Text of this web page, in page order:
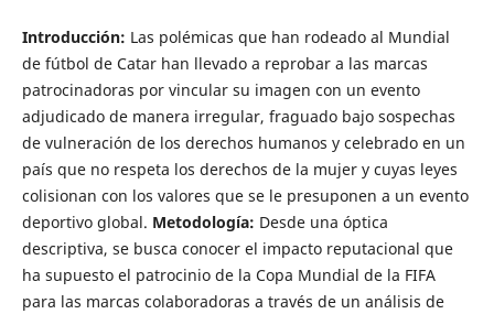
Introducción: Las polémicas que han rodeado al Mundial
de fútbol de Catar han llevado a reprobar a las marcas
patrocinadoras por vincular su imagen con un evento
adjudicado de manera irregular, fraguado bajo sospechas
de vulneración de los derechos humanos y celebrado en un
país que no respeta los derechos de la mujer y cuyas leyes
colisionan con los valores que se le presuponen a un evento
deportivo global. Metodología: Desde una óptica
descriptiva, se busca conocer el impacto reputacional que
ha supuesto el patrocinio de la Copa Mundial de la FIFA
para las marcas colaboradoras a través de un análisis de